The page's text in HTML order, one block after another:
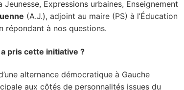
Expressions urbaines, Enseignement
(A.J.), adjoint au maire (PS) à l’Éducation
répondant à nos questions.
pris cette initiative ?
alternance démocratique à Gauche
aux côtés de personnalités issues du